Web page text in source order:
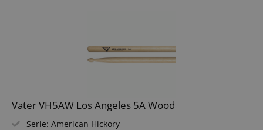
Vater VH5AW Los Angeles 5A Wood
Serie: American Hickory